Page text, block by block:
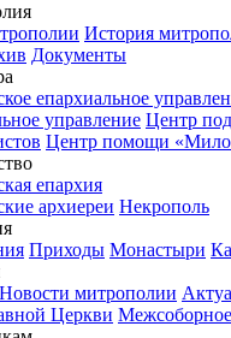
История
Документы
епархиальное
управление Центр
Центр помощи
епархия
архиереи Некрополь
Приходы Монастыри
Новости митрополии
Церкви